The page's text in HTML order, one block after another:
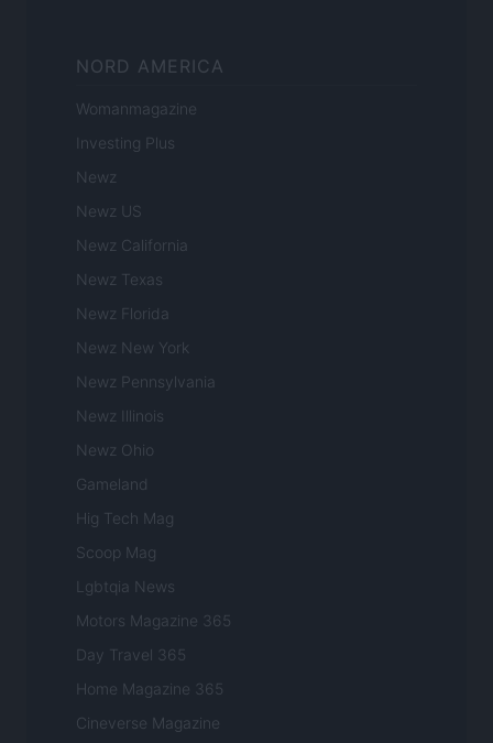
NORD AMERICA
Womanmagazine
Investing Plus
Newz
Newz US
Newz California
Newz Texas
Newz Florida
Newz New York
Newz Pennsylvania
Newz Illinois
Newz Ohio
Gameland
Hig Tech Mag
Scoop Mag
Lgbtqia News
Motors Magazine 365
Day Travel 365
Home Magazine 365
Cineverse Magazine